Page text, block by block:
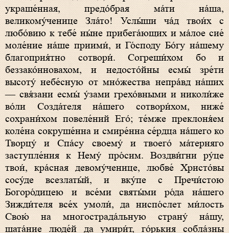
украше́нная, предо́брая ма́ти на́ша,
великому́ченице Зла́то! Услы́ши ча́д твои́х с
любо́вию к тебе́ ны́не прибега́ющих и ма́лое сие́
моле́ние на́ше приими́, и Го́споду Бо́гу на́шему
благоприя́тно сотвори́. Согреши́хом бо и
беззако́нновахом, и недосто́йны есмы́ зре́ти
высоту́ небе́сную от мно́жества непра́вд на́ших
— свя́зани есмы́ у́зами грехо́вными и николи́же
во́ли Созда́теля на́шего сотвори́хом, ниже́
сохрани́хом повеле́ний Его́; те́мже преклоня́ем
коле́на сокруше́нна и смире́нна се́рдца на́шего ко
Творцу́ и Спа́су своему́ и твоего́ ма́терняго
заступле́ния к Нему́ про́сим. Воздви́гни ру́це
твои́, кра́сная девому́ченице, любве́ Христо́вы
сосу́де всезлаты́й, и вку́пе с Пречи́стою
Богоро́дицею и все́ми святы́ми ро́да на́шего
Зижди́теля все́х умоли́, да ниспо́слет ми́лость
Свою́ на многострада́льную страну́ на́шу,
шата́ние люде́й да умири́т, го́рькия собла́зны